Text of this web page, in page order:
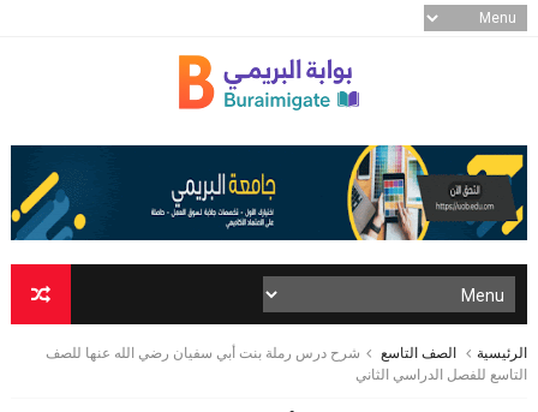
الرئيسية الصف التاسع
شرح درس رملة بنت أبي سفيان رضي الله عنها للصف
التاسع للفصل الدراسي الثاني